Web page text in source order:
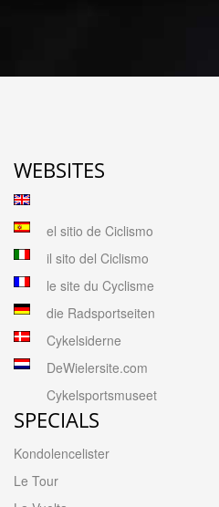
WEBSITES
el sitio de Ciclismo
il sito del Ciclismo
le site du Cyclisme
die Radsportseiten
Cykelsiderne
DeWielersite.com
Cykelsportsmuseet
SPECIALS
Kondolencelister
Le Tour